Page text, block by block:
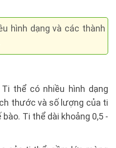
hình dạng và các thành
thể có nhiều hình dạng
thước và số lượng của ti
Ti thể dài khoảng 0,5 -